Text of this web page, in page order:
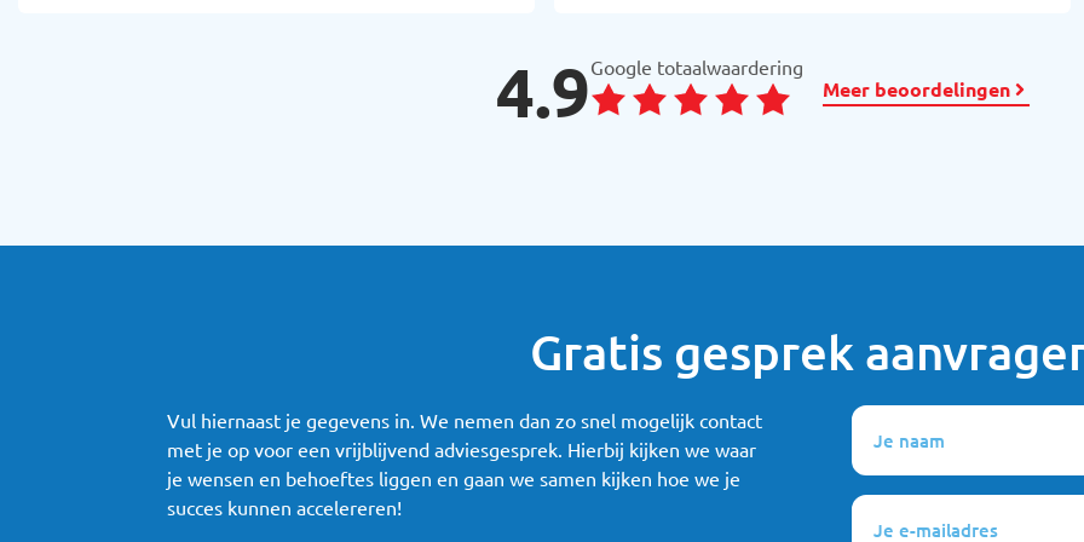
4.9Google totaalwaardering
Meer beoordelingen
Gratis gesprek
Vul hiernaast je gegevens in. We nemen dan zo snel mogelijk contact
met je op voor een vrijblijvend adviesgesprek. Hierbij kijken we waar
je wensen en behoeftes liggen en gaan we samen kijken hoe we je
succes kunnen accelereren!
Je
naam
(Vereist)
Je